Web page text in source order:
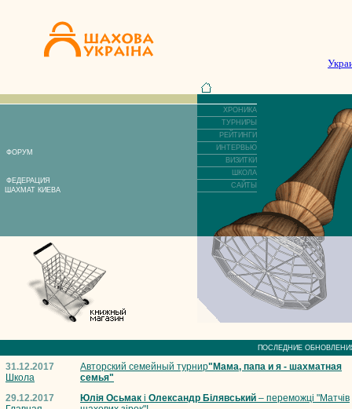
ФОРУМ
ФЕДЕРАЦИЯ
ШАХМАТ КИЕВА
ХРОНИКА
ТУРНИРЫ
РЕЙТИНГИ
ИНТЕРВЬЮ
ВИЗИТКИ
ШКОЛА
САЙТЫ
ПОСЛЕДНИЕ
31.12.2017
Школа
Авторский семейный турнир"Мама, папа и я - шахматная
семья"
29.12.2017
Юлія Осьмак і Олександр Білявський – переможці "Матчів